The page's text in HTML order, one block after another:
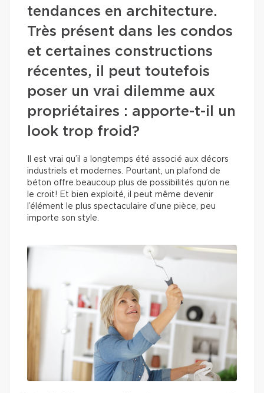
tendances en architecture.
Très présent dans les condos
et certaines constructions
récentes, il peut toutefois
poser un vrai dilemme aux
propriétaires : apporte-t-il un
look trop froid?
Il est vrai qu’il a longtemps été associé aux décors
industriels et modernes. Pourtant, un plafond de
béton offre beaucoup plus de possibilités qu’on ne
le croit! Et bien exploité, il peut même devenir
l’élément le plus spectaculaire d’une pièce, peu
importe son style.